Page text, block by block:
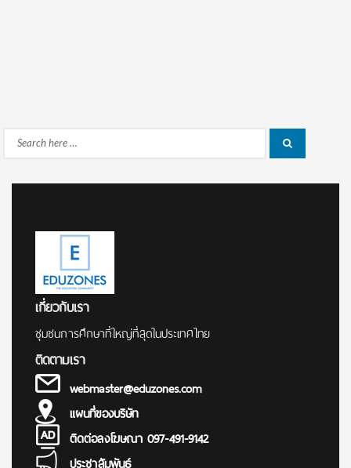
Search
เกี่ยวกับเรา
ชุมชนการศึกษาที่ใหญ่ที่สุดในประเทศไทย
ติดตามเรา
webmaster@eduzones.com
แผนที่ของบริษัท
ติดต่อลงโฆษณา 097-491-9142
ประชาสัมพันธ์